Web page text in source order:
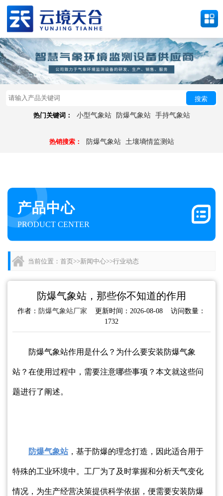
搜索
热门关键词： 小型气象站 防爆气象站 手持气象站
热销搜索： 防爆气象站 土壤墒情监测站
产品中心
PRODUCT CENTER
当前位置： 首页>>新闻中心>>行业动态
防爆气象站，那些你不知道的作用
作者： 防爆气象站厂家 更新时间：2026-08-08 访问数量：
1732
防爆气象站作用是什么？为什么要安装防爆气象
站？在使用过程中，需要注意哪些事项？本文就这些问
题进行了阐述。
防爆气象站，基于防爆的理念打造，因此适合用于
特殊的工业环境中。工厂为了及时掌握和分析天气变化
情况，为生产经营决策提供科学依据，便需要安装防爆